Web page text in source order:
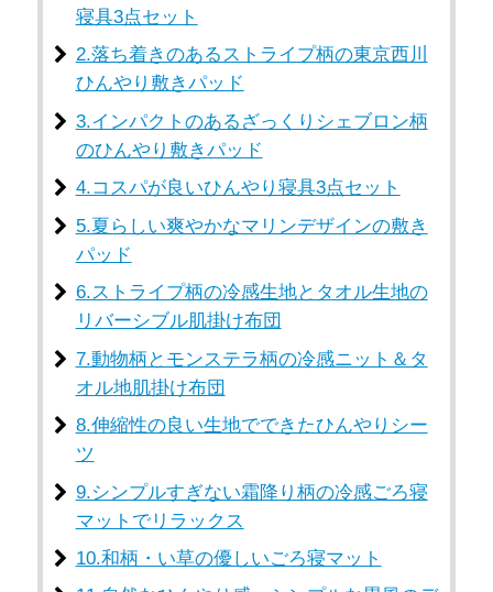
寝具3点セット
2.落ち着きのあるストライプ柄の東京西川
ひんやり敷きパッド
3.インパクトのあるざっくりシェブロン柄
のひんやり敷きパッド
4.コスパが良いひんやり寝具3点セット
5.夏らしい爽やかなマリンデザインの敷き
パッド
6.ストライプ柄の冷感生地とタオル生地の
リバーシブル肌掛け布団
7.動物柄とモンステラ柄の冷感ニット＆タ
オル地肌掛け布団
8.伸縮性の良い生地でできたひんやりシー
ツ
9.シンプルすぎない霜降り柄の冷感ごろ寝
マットでリラックス
10.和柄・い草の優しいごろ寝マット